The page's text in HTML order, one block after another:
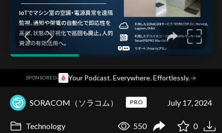
SPONSORED· Your Podcast. Everywhere. Effortlessly.→
SORACOM（ソラコム） PRO July 17, 2024
Technology 550 0